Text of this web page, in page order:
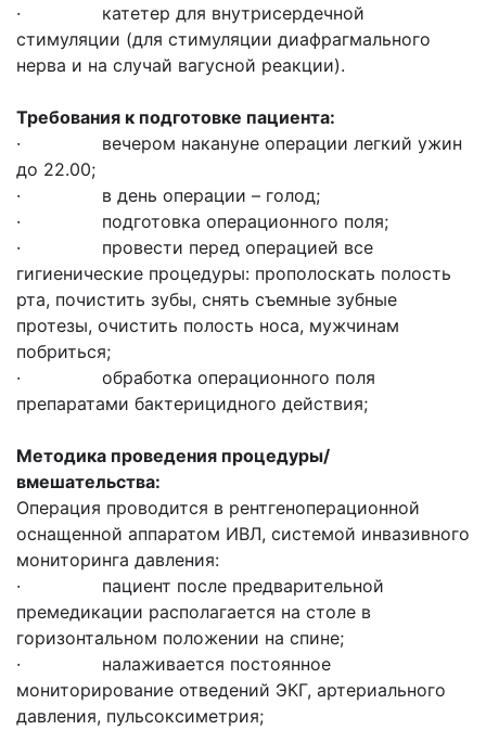
· катетер для внутрисердечной
стимуляции (для стимуляции диафрагмального
нерва и на случай вагусной реакции).
Требования к подготовке пациента:
· вечером накануне операции легкий ужин
до 22.00;
· в день операции – голод;
· подготовка операционного поля;
· провести перед операцией все
гигиенические процедуры: прополоскать полость
рта, почистить зубы, снять съемные зубные
протезы, очистить полость носа, мужчинам
побриться;
· обработка операционного поля
препаратами бактерицидного действия;
Методика проведения процедуры/
вмешательства:
Операция проводится в рентгеноперационной
оснащенной аппаратом ИВЛ, системой инвазивного
мониторинга давления:
· пациент после предварительной
премедикации располагается на столе в
горизонтальном положении на спине;
· налаживается постоянное
мониторирование отведений ЭКГ, артериального
давления, пульсоксиметрия;